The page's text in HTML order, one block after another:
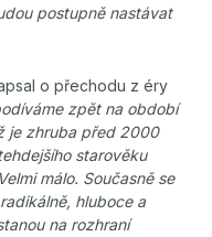
postupně nastávat
o přechodu z éry
zpět na období
je zhruba před 2000
starověku
málo. Současně se
hluboce a
na rozhraní